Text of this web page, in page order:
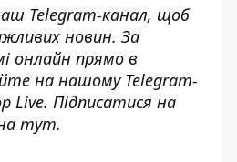
Telegram-канал, щоб
новин. За
онлайн прямо в
на нашому Telegram-
Live. Підписатися на
тут.